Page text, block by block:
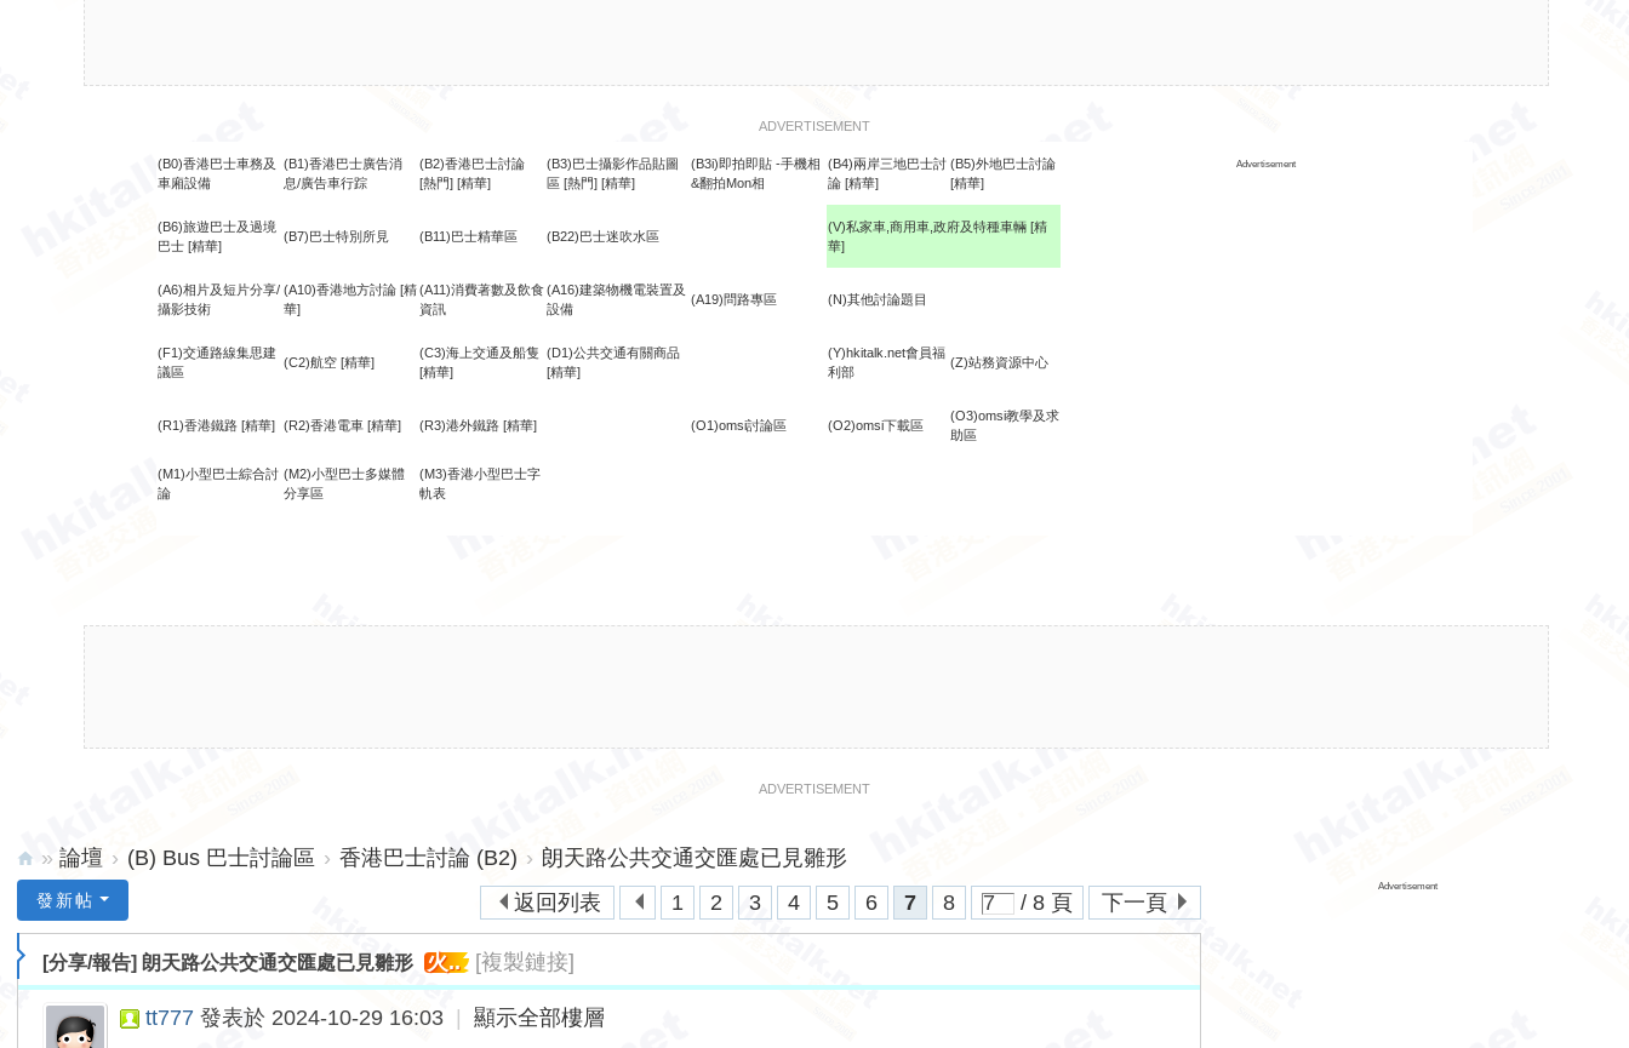
ADVERTISEMENT
(B0)香港巴士車務及
車廂設備
(B1)香港巴士廣告消
息/廣告車行踪
(B2)香港巴士討論
[熱門] [精華]
(B3)巴士攝影作品貼圖
區 [熱門] [精華]
(B3i)即拍即貼 -手機相
&翻拍Mon相
(B4)兩岸三地巴士討
論 [精華]
(B5)外地巴士討論
[精華]
Advertisement
(B6)旅遊巴士及過境
巴士 [精華]
(B7)巴士特別所見 (B11)巴士精華區 (B22)巴士迷吹水區
(V)私家車,商用車,政府及特種車輛 [精
華]
(A6)相片及短片分享/
攝影技術
(A10)香港地方討論 [精
華]
(A11)消費著數及飲食
資訊
(A16)建築物機電裝置及
設備
(A19)問路專區 (N)其他討論題目
(F1)交通路線集思建
議區
(C2)航空 [精華]
(C3)海上交通及船隻
[精華]
(D1)公共交通有關商品
[精華]
(Y)hkitalk.net會員福
利部
(Z)站務資源中心
(R1)香港鐵路 [精華] (R2)香港電車 [精華] (R3)港外鐵路 [精華] (O1)omsi討論區 (O2)omsi下載區
(O3)omsi教學及求
助區
(M1)小型巴士綜合討
論
(M2)小型巴士多媒體
分享區
(M3)香港小型巴士字
軌表
ADVERTISEMENT
lk.
» 論壇 › (B) Bus 巴士討論區 › 香港巴士討論 (B2) › 朗天路公共交通交匯處已見雛形
1
2 3 4 5 6 7 8 / 8 頁 下一頁
返回列表
發新帖
[分享/報告] 朗天路公共交通交匯處已見雛形 火.. [複製鏈接]
tt777 發表於 2024-10-29 16:03 顯示全部樓層
Advertisement